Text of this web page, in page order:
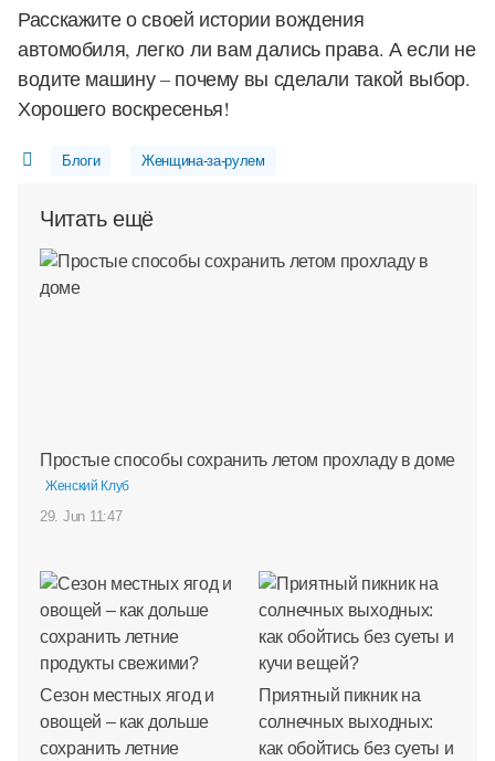
Расскажите о своей истории вождения
автомобиля, легко ли вам дались права. А если не
водите машину – почему вы сделали такой выбор.
Хорошего воскресенья!
Блоги Женщина-за-рулем
Читать ещё
Простые способы сохранить летом прохладу в доме
Женский Клуб
29. Jun 11:47
Сезон местных ягод и
овощей – как дольше
сохранить летние
Приятный пикник на
солнечных выходных:
как обойтись без суеты и